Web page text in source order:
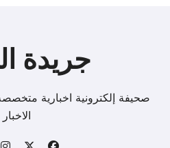
جريدة
صحيفة إلكترونية اخبارية
الاخبار